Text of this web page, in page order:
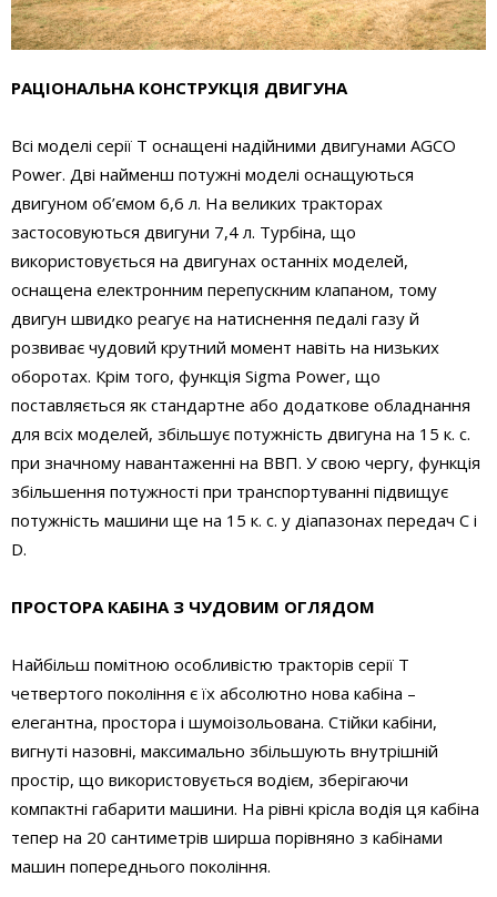
РАЦІОНАЛЬНА КОНСТРУКЦІЯ ДВИГУНА
Всі моделі серії Т оснащені надійними двигунами AGCO
Power. Дві найменш потужні моделі оснащуються
двигуном об’ємом 6,6 л. На великих тракторах
застосовуються двигуни 7,4 л. Турбіна, що
використовується на двигунах останніх моделей,
оснащена електронним перепускним клапаном, тому
двигун швидко реагує на натиснення педалі газу й
розвиває чудовий крутний момент навіть на низьких
оборотах. Крім того, функція Sigma Power, що
поставляється як стандартне або додаткове обладнання
для всіх моделей, збільшує потужність двигуна на 15 к. с.
при значному навантаженні на ВВП. У свою чергу, функція
збільшення потужності при транспортуванні підвищує
потужність машини ще на 15 к. с. у діапазонах передач C і
D.
ПРОСТОРА КАБІНА З ЧУДОВИМ ОГЛЯДОМ
Найбільш помітною особливістю тракторів серії Т
четвертого покоління є їх абсолютно нова кабіна –
елегантна, простора і шумоізольована. Стійки кабіни,
вигнуті назовні, максимально збільшують внутрішній
простір, що використовується водієм, зберігаючи
компактні габарити машини. На рівні крісла водія ця кабіна
тепер на 20 сантиметрів ширша порівняно з кабінами
машин попереднього покоління.